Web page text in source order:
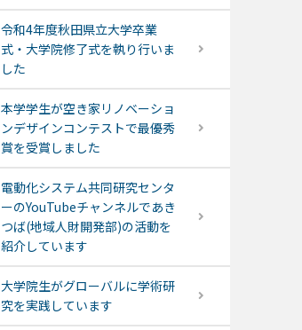
令和4年度秋田県立大学卒業
式・大学院修了式を執り行いま
した
本学学生が空き家リノベーショ
ンデザインコンテストで最優秀
賞を受賞しました
電動化システム共同研究センタ
ーのYouTubeチャンネルであき
つば(地域人財開発部)の活動を
紹介しています
大学院生がグローバルに学術研
究を実践しています